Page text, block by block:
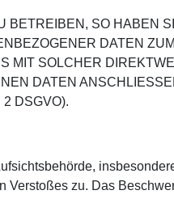
BETREIBEN, SO HABEN
DATEN
MIT SOLCHER
DATEN
DSGVO).
Verstoßes zu. Das